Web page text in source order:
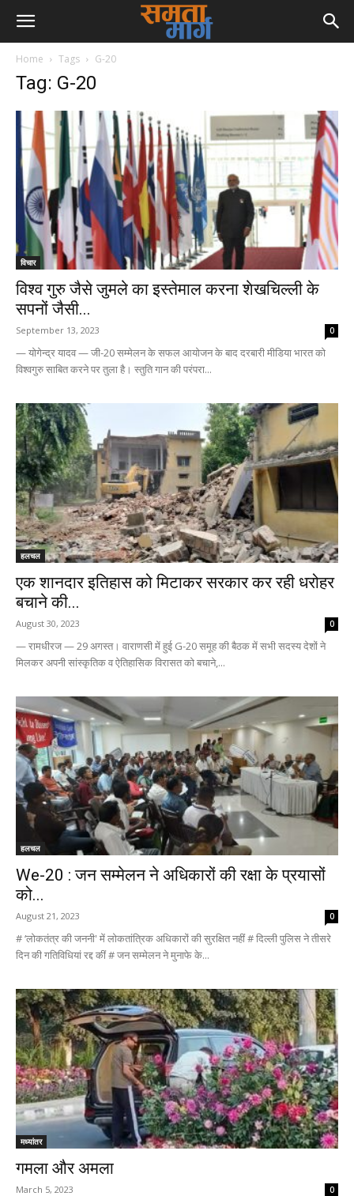
Home Tags G-20
Tag: G-20
विचार
विश्व गुरु जैसे जुमले का इस्तेमाल करना शेखचिल्ली के
सपनों जैसी...
September 13, 2023 0
— योगेन्द्र यादव — जी-20 सम्मेलन के सफल आयोजन के बाद दरबारी मीडिया भारत को
विश्वगुरु साबित करने पर तुला है। स्तुति गान की परंपरा...
हलचल
एक शानदार इतिहास को मिटाकर सरकार कर रही धरोहर
बचाने की...
August 30, 2023 0
— रामधीरज — 29 अगस्त। वाराणसी में हुई G-20 समूह की बैठक में सभी सदस्य देशों ने
मिलकर अपनी सांस्कृतिक व ऐतिहासिक विरासत को बचाने,...
हलचल
We-20 : जन सम्मेलन ने अधिकारों की रक्षा के प्रयासों
को...
August 21, 2023 0
# ‘लोकतंत्र की जननी' में लोकतांत्रिक अधिकारों की सुरक्षित नहीं # दिल्ली पुलिस ने तीसरे
दिन की गतिविधियां रद्द कीं # जन सम्मेलन ने मुनाफे के...
मध्यांतर
गमला और अमला
March 5, 2023 0